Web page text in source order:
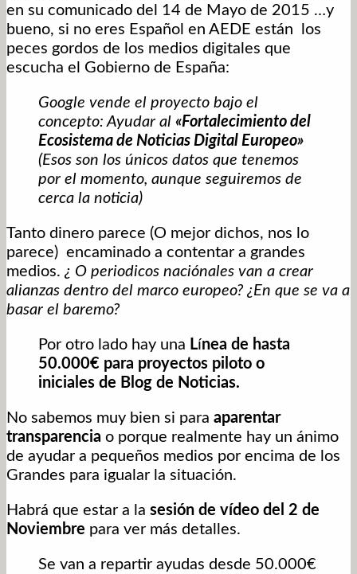
en su comunicado del 14 de Mayo de 2015 …y
bueno, si no eres Español en AEDE están los
peces gordos de los medios digitales que
escucha el Gobierno de España:
Google vende el proyecto bajo el
concepto: Ayudar al «Fortalecimiento del
Ecosistema de Noticias Digital Europeo»
(Esos son los únicos datos que tenemos
por el momento, aunque seguiremos de
cerca la noticia)
Tanto dinero parece (O mejor dichos, nos lo
parece) encaminado a contentar a grandes
medios. ¿ O periodicos naciónales van a crear
alianzas dentro del marco europeo? ¿En que se va a
basar el baremo?
Por otro lado hay una Línea de hasta
50.000€ para proyectos piloto o
iniciales de Blog de Noticias.
No sabemos muy bien si para aparentar
transparencia o porque realmente hay un ánimo
de ayudar a pequeños medios por encima de los
Grandes para igualar la situación.
Habrá que estar a la sesión de vídeo del 2 de
Noviembre para ver más detalles.
Se van a repartir ayudas desde 50.000€